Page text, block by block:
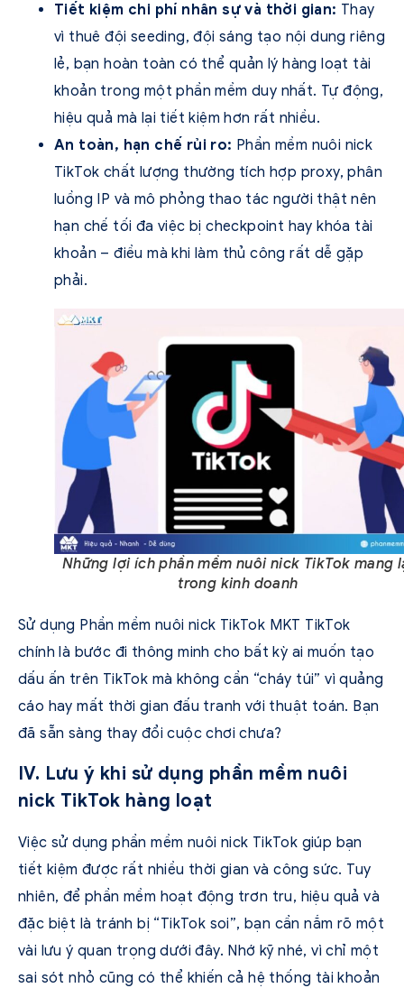
Tiết kiệm chi phí nhân sự và thời gian: Thay
vì thuê đội seeding, đội sáng tạo nội dung riêng
lẻ, bạn hoàn toàn có thể quản lý hàng loạt tài
khoản trong một phần mềm duy nhất. Tự động,
hiệu quả mà lại tiết kiệm hơn rất nhiều.
An toàn, hạn chế rủi ro: Phần mềm nuôi nick
TikTok chất lượng thường tích hợp proxy, phân
luồng IP và mô phỏng thao tác người thật nên
hạn chế tối đa việc bị checkpoint hay khóa tài
khoản – điều mà khi làm thủ công rất dễ gặp
phải.
Những lợi ích phần mềm nuôi nick TikTok mang
trong kinh doanh
Sử dụng Phần mềm nuôi nick TikTok MKT TikTok
chính là bước đi thông minh cho bất kỳ ai muốn tạo
dấu ấn trên TikTok mà không cần “cháy túi” vì quảng
cáo hay mất thời gian đấu tranh với thuật toán. Bạn
đã sẵn sàng thay đổi cuộc chơi chưa?
IV. Lưu ý khi sử dụng phần mềm nuôi
nick TikTok hàng loạt
Việc sử dụng phần mềm nuôi nick TikTok giúp bạn
tiết kiệm được rất nhiều thời gian và công sức. Tuy
nhiên, để phần mềm hoạt động trơn tru, hiệu quả và
đặc biệt là tránh bị “TikTok soi”, bạn cần nắm rõ một
vài lưu ý quan trọng dưới đây. Nhớ kỹ nhé, vì chỉ một
sai sót nhỏ cũng có thể khiến cả hệ thống tài khoản